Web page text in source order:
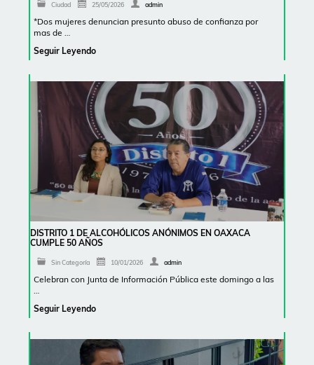
Ciudad 25/05/2026 admin
*Dos mujeres denuncian presunto abuso de confianza por
mas de …
Seguir Leyendo
DISTRITO 1 DE ALCOHÓLICOS ANÓNIMOS EN OAXACA
CUMPLE 50 AÑOS
Sin Categoría 10/01/2026 admin
Celebran con Junta de Información Pública este domingo a las
…
Seguir Leyendo